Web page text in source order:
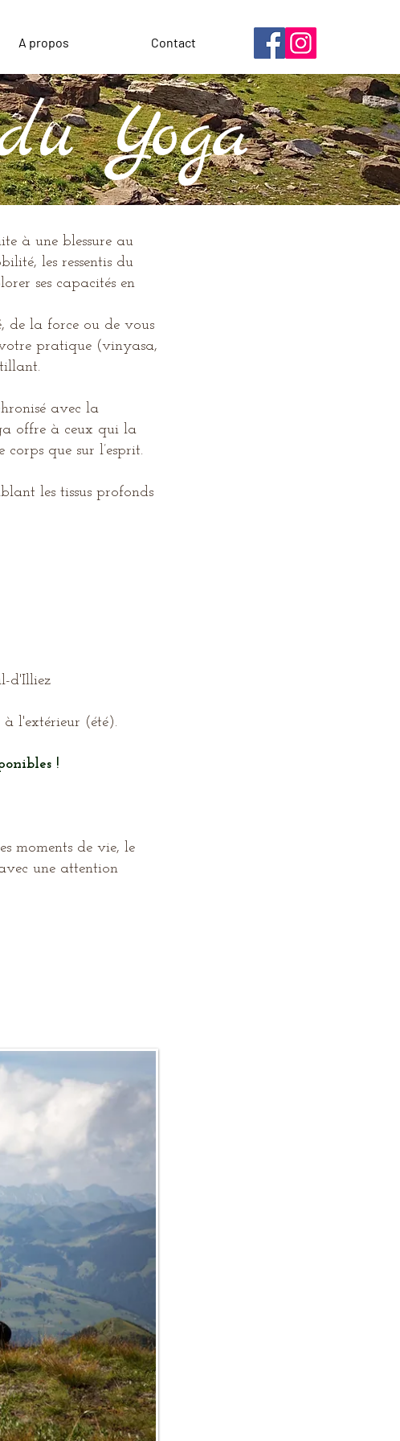
A propos Contact
Yoga
à une blessure au
les ressentis du
ses capacités en
de la force ou de vous
pratique (vinyasa,
avec la
offre à ceux qui la
que sur l’esprit.
les tissus profonds
d'Illiez
l'extérieur (été).
!
moments de vie, le
une attention